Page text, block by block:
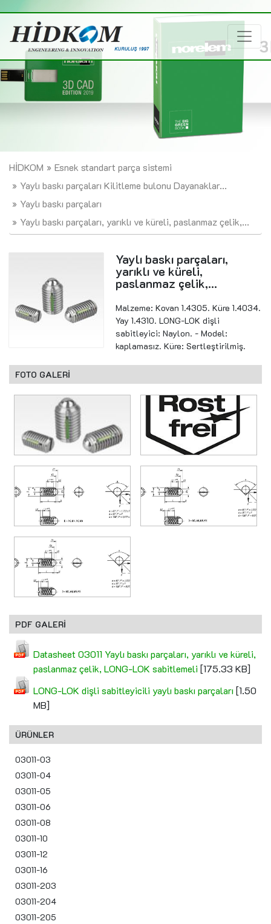
HİDKOM
Esnek standart parça sistemi
Yaylı baskı parçaları Kilitleme bulonu Dayanaklar...
Yaylı baskı parçaları
Yaylı baskı parçaları, yarıklı ve küreli, paslanmaz çelik,...
Yaylı baskı parçaları,
yarıklı ve küreli,
paslanmaz çelik,...
Malzeme: Kovan 1.4305. Küre 1.4034.
Yay 1.4310. LONG-LOK dişli
sabitleyici: Naylon. - Model:
kaplamasız. Küre: Sertleştirilmiş.
FOTO GALERİ
PDF GALERİ
Datasheet 03011 Yaylı baskı parçaları, yarıklı ve küreli,
paslanmaz çelik, LONG-LOK sabitlemeli [175.33 KB]
LONG-LOK dişli sabitleyicili yaylı baskı parçaları [1.50
MB]
ÜRÜNLER
03011-03
03011-04
03011-05
03011-06
03011-08
03011-10
03011-12
03011-16
03011-203
03011-204
03011-205